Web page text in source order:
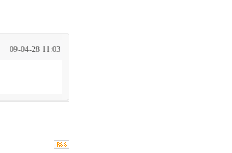
09-04-28 11:03